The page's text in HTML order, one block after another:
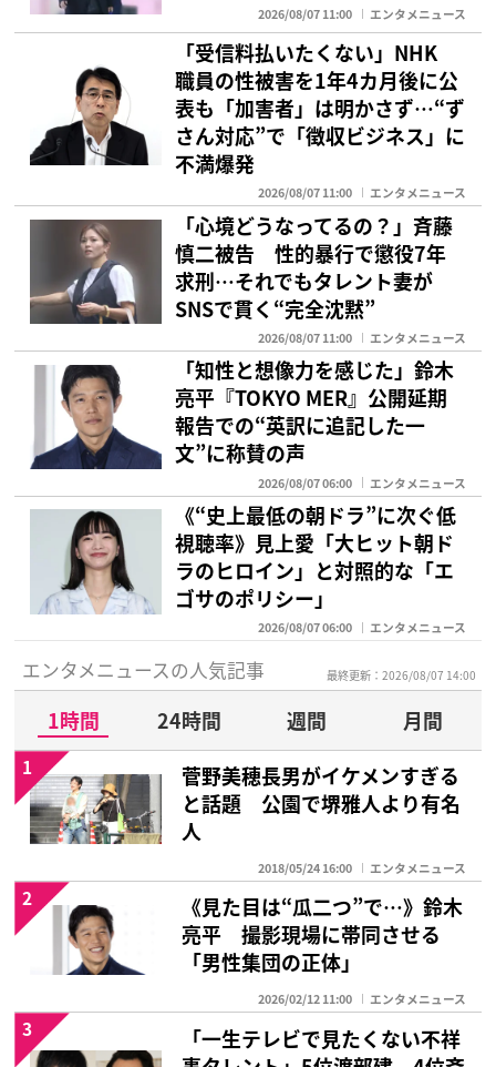
2026/08/07 11:00 エンタメニュース
「受信料払いたくない」NHK
職員の性被害を1年4カ月後に公
表も「加害者」は明かさず…“ず
さん対応”で「徴収ビジネス」に
不満爆発
2026/08/07 11:00 エンタメニュース
「心境どうなってるの？」斉藤
慎二被告 性的暴行で懲役7年
求刑…それでもタレント妻が
SNSで貫く“完全沈黙”
2026/08/07 11:00 エンタメニュース
「知性と想像力を感じた」鈴木
亮平『TOKYO MER』公開延期
報告での“英訳に追記した一
文”に称賛の声
2026/08/07 06:00 エンタメニュース
《“史上最低の朝ドラ”に次ぐ低
視聴率》見上愛「大ヒット朝ド
ラのヒロイン」と対照的な「エ
ゴサのポリシー」
2026/08/07 06:00 エンタメニュース
エンタメニュースの人気記事 最終更新：2026/08/07 14:00
1時間 24時間 週間
月間
菅野美穂長男がイケメンすぎる
と話題 公園で堺雅人より有名
人
2018/05/24 16:00 エンタメニュース
1
《見た目は“瓜二つ”で…》鈴木
亮平 撮影現場に帯同させる
「男性集団の正体」
2026/02/12 11:00 エンタメニュース
2
「一生テレビで見たくない不祥
3